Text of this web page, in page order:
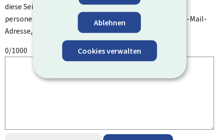
Ablehnen
Cookies verwalten
diese Seite zu verbessern. Bitte geben Sie keine
personenbezogenen Daten an, wie zum Beispiel Ihre E-Mail-
Adresse, Ihren Namen oder Ihre Telefonnummer.
0/1000